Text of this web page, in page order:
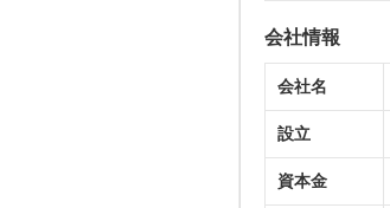
会社情報
会社名
設立
資本金